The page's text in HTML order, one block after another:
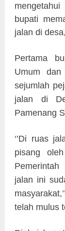
bupati
jalan di
Pertama
Umum dan
sejumlah
jalan di
Pamenang
‘’Di ruas
pisang
Pemerintah
jalan ini
telah mulus